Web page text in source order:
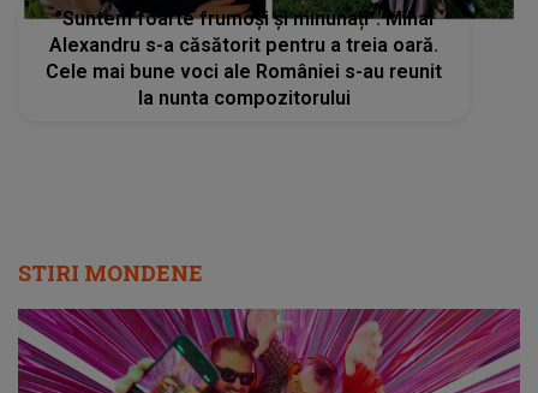
"Suntem foarte frumoși și minunați". Mihai
Alexandru s-a căsătorit pentru a treia oară.
Cele mai bune voci ale României s-au reunit
la nunta compozitorului
STIRI MONDENE